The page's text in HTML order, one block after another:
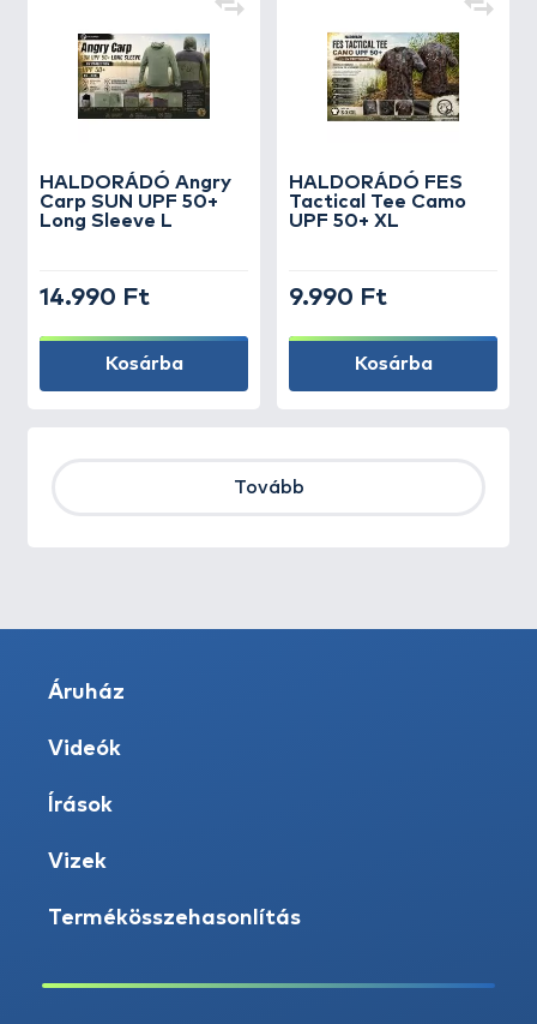
HALDORÁDÓ Angry
Carp SUN UPF 50+
Long Sleeve L
14.990 Ft
Kosárba
HALDORÁDÓ FES
Tactical Tee Camo
UPF 50+ XL
9.990 Ft
Kosárba
Tovább
Áruház
Videók
Írások
Vizek
Termékösszehasonlítás